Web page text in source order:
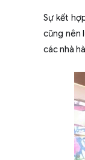
Sự kết
cũng nên
các nhà